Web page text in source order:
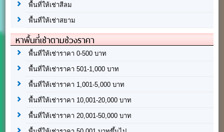
พื้นที่ให้เช่าสีลม
พื้นที่ให้เช่าสยาม
หาพื้นที่เช่าตามช่วงราคา
พื้นที่ให้เช่าราคา 0-500 บาท
พื้นที่ให้เช่าราคา 501-1,000 บาท
พื้นที่ให้เช่าราคา 1,001-5,000 บาท
พื้นที่ให้เช่าราคา 10,001-20,000 บาท
พื้นที่ให้เช่าราคา 20,001-50,000 บาท